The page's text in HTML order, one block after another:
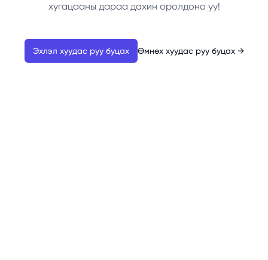
хугацааны дараа дахин оролдоно уу!
Эхлэл хуудас руу буцах Өмнөх хуудас руу буцах →